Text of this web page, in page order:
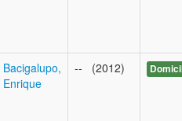
Bacigalupo,
Enrique
-- (2012)